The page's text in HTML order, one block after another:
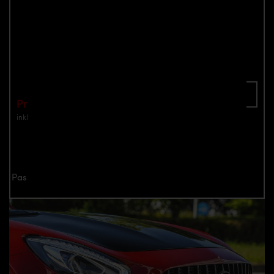
Preis: €1,790.00
inkl. Mwst.
Passend für alle Mercedes-AMG GT/GTS Modelle